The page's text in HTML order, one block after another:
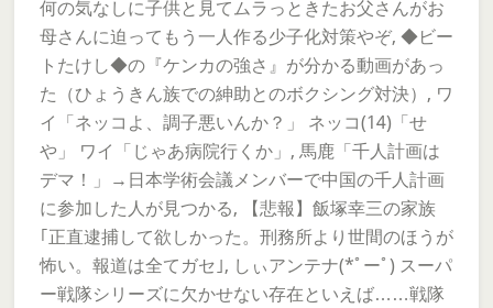
何の気なしに子供と見てムラっときたお父さんがお
母さんに迫ってもう一人作る少子化対策やぞ, ◆ビー
トたけし◆の『ケンカの強さ』が分かる動画があっ
た（ひょうきん族での紳助とのボクシング対決）, ワ
イ「ネッコよ、調子悪いんか？」 ネッコ(14)「せ
や」 ワイ「じゃあ病院行くか」, 馬鹿「千人計画は
デマ！」→日本学術会議メンバーで中国の千人計画
に参加した人が見つかる, 【悲報】飯塚幸三の家族
｢正直逮捕して欲しかった。刑務所より世間のほうが
怖い。報道は全てガセ｣, しぃアンテナ(*ﾟーﾟ) スーパ
ー戦隊シリーズに欠かせない存在といえば……戦隊